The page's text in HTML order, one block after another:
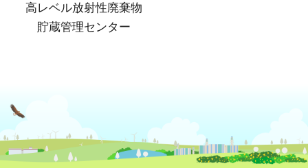
高レベル放射性廃棄物
貯蔵管理センター